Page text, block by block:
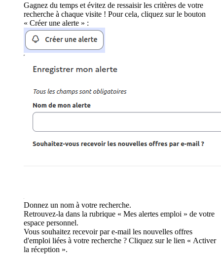
Gagnez du temps et évitez de ressaisir les critères de votre
recherche à chaque visite ! Pour cela, cliquez sur le bouton
« Créer une alerte » :
Donnez un nom à votre recherche.
Retrouvez-la dans la rubrique « Mes alertes emploi » de votre
espace personnel.
Vous souhaitez recevoir par e-mail les nouvelles offres
d'emploi liées à votre recherche ? Cliquez sur le lien « Activer
la réception ».